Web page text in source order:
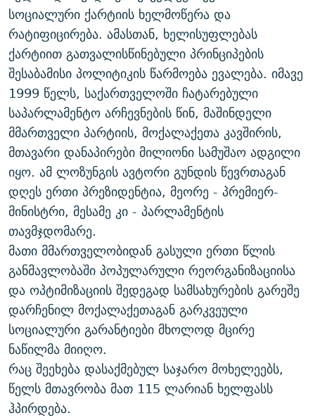
სოციალური ქარტიის ხელმოწერა და
რატიფიცირება. ამასთან, ხელისუფლებას
ქარტიით გათვალისწინებული პრინციპების
შესაბამისი პოლიტიკის წარმოება ევალება. იმავე
1999 წელს, საქართველოში ჩატარებული
საპარლამენტო არჩევნების წინ, მაშინდელი
მმართველი პარტიის, მოქალაქეთა კავშირის,
მთავარი დანაპირები მილიონი სამუშაო ადგილი
იყო. ამ ლოზუნგის ავტორი გუნდის წევრთაგან
დღეს ერთი პრეზიდენტია, მეორე - პრემიერ-
მინისტრი, მესამე კი - პარლამენტის
თავმჯდომარე.
მათი მმართველობიდან გასული ერთი წლის
განმავლობაში პოპულარული რეორგანიზაციისა
და ოპტიმიზაციის შედეგად სამსახურების გარეშე
დარჩენილ მოქალაქეთაგან გარკვეული
სოციალური გარანტიები მხოლოდ მცირე
ნაწილმა მიიღო.
რაც შეეხება დასაქმებულ საჯარო მოხელეებს,
წელს მთავრობა მათ 115 ლარიან ხელფასს
ჰპირდება.